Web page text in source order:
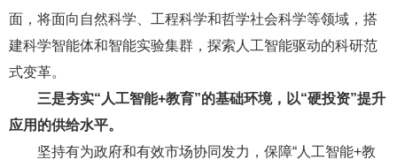
面，将面向自然科学、工程科学和哲学社会科学等领域，搭
建科学智能体和智能实验集群，探索人工智能驱动的科研范
式变革。
三是夯实“人工智能+教育”的基础环境，以“硬投资”提升
应用的供给水平。
坚持有为政府和有效市场协同发力，保障“人工智能+教